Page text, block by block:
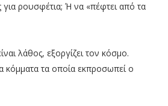
ρουσφέτια; Ή να «πέφτει από τα
λάθος, εξοργίζει τον κόσμο.
κόμματα τα οποία εκπροσωπεί ο